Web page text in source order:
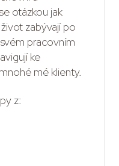
otázkou jak
zabývají po
pracovním
ke
mé klienty.
z: